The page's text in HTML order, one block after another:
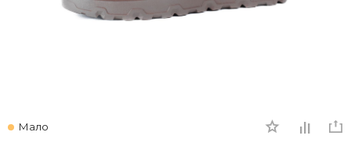
Мало